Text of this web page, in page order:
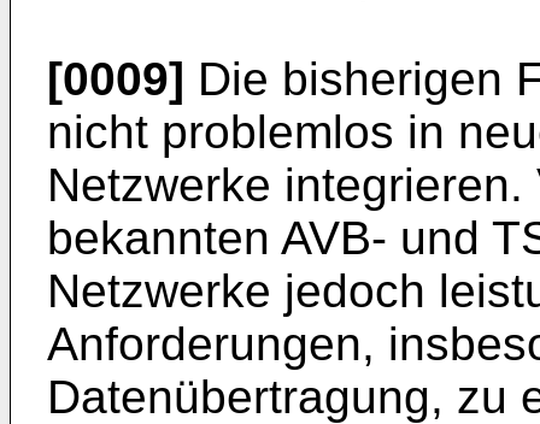
[0009] Die bisherigen
nicht problemlos in
Netzwerke
bekannten AVB- und
Netzwerke jedoch
Anforderungen,
Datenübertragung, zu